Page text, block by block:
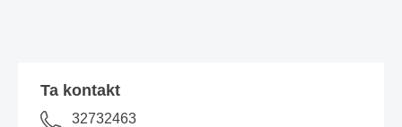
Ta kontakt
32732463